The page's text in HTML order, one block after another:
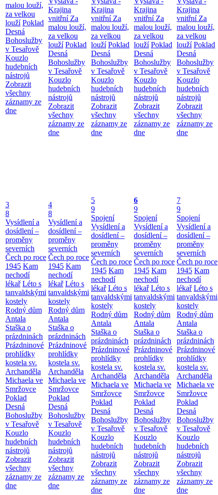
malou louží,
za velkou
louží Poklad
Desná
Bohoslužby
v Tesařově
Kouzlo
hudebních
nástrojů
Zobrazit
všechny
záznamy ze
dne
Krajina
vnitřní Za
malou louží,
za velkou
louží Poklad
Desná
Bohoslužby
v Tesařově
Kouzlo
hudebních
nástrojů
Zobrazit
všechny
záznamy ze
dne
Krajina
vnitřní Za
malou louží,
za velkou
louží Poklad
Desná
Bohoslužby
v Tesařově
Kouzlo
hudebních
nástrojů
Zobrazit
všechny
záznamy ze
dne
Krajina
vnitřní Za
malou louží,
za velkou
louží Poklad
Desná
Bohoslužby
v Tesařově
Kouzlo
hudebních
nástrojů
Zobrazit
všechny
záznamy ze
dne
Krajina
vnitřní Za
malou louží,
za velkou
louží Poklad
Desná
Bohoslužby
v Tesařově
Kouzlo
hudebních
nástrojů
Zobrazit
všechny
záznamy ze
dne
3
8
Vysídlení a
dosídlení –
proměny
severních
Čech po roce
1945 Kam
nechodí
lékař Léto s
tanvaldskými
kostely
Rodný dům
Antala
Staška o
prázdninách
Prázdninové
prohlídky
kostela sv.
Archanděla
Michaela ve
Smržovce
Poklad
Desná
Bohoslužby
v Tesařově
Kouzlo
hudebních
nástrojů
Zobrazit
všechny
záznamy ze
dne
4
8
Vysídlení a
dosídlení –
proměny
severních
Čech po roce
1945 Kam
nechodí
lékař Léto s
tanvaldskými
kostely
Rodný dům
Antala
Staška o
prázdninách
Prázdninové
prohlídky
kostela sv.
Archanděla
Michaela ve
Smržovce
Poklad
Desná
Bohoslužby
v Tesařově
Kouzlo
hudebních
nástrojů
Zobrazit
všechny
záznamy ze
dne
5
9
Spojení
Vysídlení a
dosídlení –
proměny
severních
Čech po roce
1945 Kam
nechodí
lékař Léto s
tanvaldskými
kostely
Rodný dům
Antala
Staška o
prázdninách
Prázdninové
prohlídky
kostela sv.
Archanděla
Michaela ve
Smržovce
Poklad
Desná
Bohoslužby
v Tesařově
Kouzlo
hudebních
nástrojů
Zobrazit
všechny
záznamy ze
dne
6
9
Spojení
Vysídlení a
dosídlení –
proměny
severních
Čech po roce
1945 Kam
nechodí
lékař Léto s
tanvaldskými
kostely
Rodný dům
Antala
Staška o
prázdninách
Prázdninové
prohlídky
kostela sv.
Archanděla
Michaela ve
Smržovce
Poklad
Desná
Bohoslužby
v Tesařově
Kouzlo
hudebních
nástrojů
Zobrazit
všechny
záznamy ze
dne
7
9
Spojení
Vysídlení a
dosídlení –
proměny
severních
Čech po roce
1945 Kam
nechodí
lékař Léto s
tanvaldskými
kostely
Rodný dům
Antala
Staška o
prázdninách
Prázdninové
prohlídky
kostela sv.
Archanděla
Michaela ve
Smržovce
Poklad
Desná
Bohoslužby
v Tesařově
Kouzlo
hudebních
nástrojů
Zobrazit
všechny
záznamy ze
dne